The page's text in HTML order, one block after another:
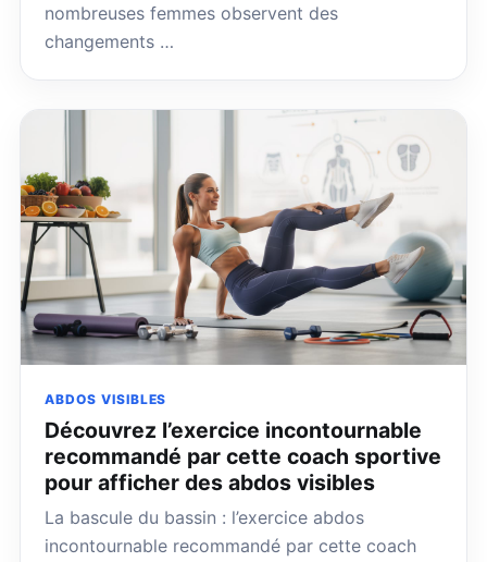
nombreuses femmes observent des
changements …
ABDOS VISIBLES
Découvrez l’exercice incontournable
recommandé par cette coach sportive
pour afficher des abdos visibles
La bascule du bassin : l’exercice abdos
incontournable recommandé par cette coach